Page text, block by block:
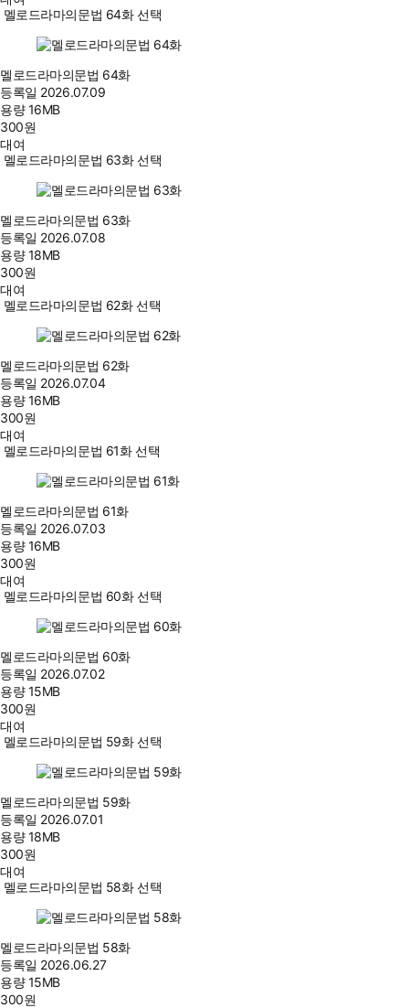
멜로드라마의문법 64화 선택
멜로드라마의문법 64화
등록일 2026.07.09
용량16MB
300원
대여
멜로드라마의문법 63화 선택
멜로드라마의문법 63화
등록일 2026.07.08
용량18MB
300원
대여
멜로드라마의문법 62화 선택
멜로드라마의문법 62화
등록일 2026.07.04
용량16MB
300원
대여
멜로드라마의문법 61화 선택
멜로드라마의문법 61화
등록일 2026.07.03
용량16MB
300원
대여
멜로드라마의문법 60화 선택
멜로드라마의문법 60화
등록일 2026.07.02
용량15MB
300원
대여
멜로드라마의문법 59화 선택
멜로드라마의문법 59화
등록일 2026.07.01
용량18MB
300원
대여
멜로드라마의문법 58화 선택
멜로드라마의문법 58화
등록일 2026.06.27
용량15MB
300원